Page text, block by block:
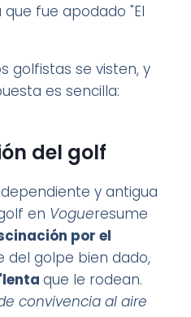
fue apodado "El
golfistas se visten, y
es sencilla:
del golf
y antigua
en Vogueresume
por el
del golpe bien dado,
que le rodean.
convivencia al aire